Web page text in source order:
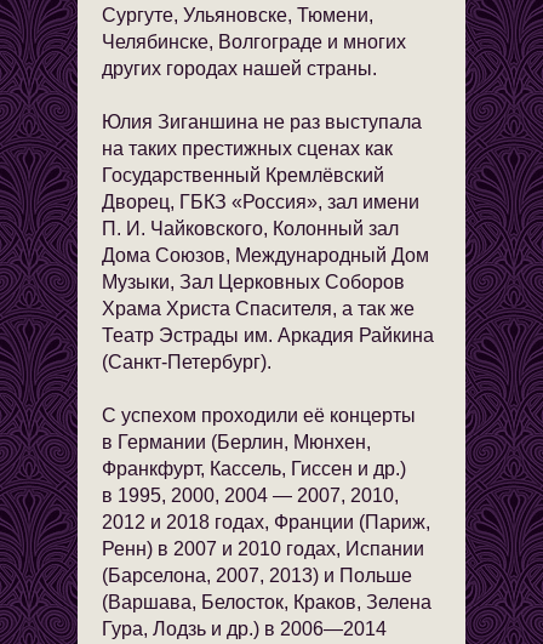
Сургуте, Ульяновске, Тюмени,
Челябинске, Волгограде и многих
других городах нашей страны.
Юлия Зиганшина не раз выступала
на таких престижных сценах как
Государственный Кремлёвский
Дворец, ГБКЗ «Россия», зал имени
П. И. Чайковского, Колонный зал
Дома Союзов, Международный Дом
Музыки, Зал Церковных Соборов
Храма Христа Спасителя, а так же
Театр Эстрады им. Аркадия Райкина
(Санкт-Петербург).
С успехом проходили её концерты
в Германии (Берлин, Мюнхен,
Франкфурт, Кассель, Гиссен и др.)
в 1995, 2000, 2004 — 2007, 2010,
2012 и 2018 годах, Франции (Париж,
Ренн) в 2007 и 2010 годах, Испании
(Барселона, 2007, 2013) и Польше
(Варшава, Белосток, Краков, Зелена
Гура, Лодзь и др.) в 2006—2014